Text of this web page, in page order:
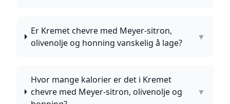
Er Kremet chevre med Meyer-sitron,
olivenolje og honning vanskelig å lage?
▼
Hvor mange kalorier er det i Kremet
chevre med Meyer-sitron, olivenolje og
▼